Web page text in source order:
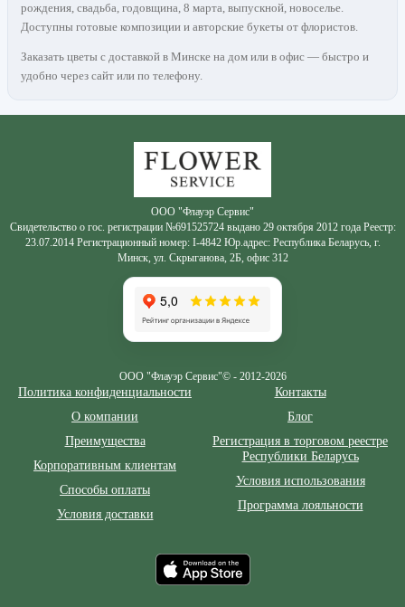
рождения, свадьба, годовщина, 8 марта, выпускной, новоселье.
Доступны готовые композиции и авторские букеты от флористов.
Заказать цветы с доставкой в Минске на дом или в офис — быстро и
удобно через сайт или по телефону.
ООО "Флауэр Сервис"
Свидетельство о гос. регистрации №691525724 выдано 29 октября 2012 года Реестр:
23.07.2014 Регистрационный номер: I-4842 Юр.адрес: Республика Беларусь, г.
Минск, ул. Скрыганова, 2Б, офис 312
ООО "Флауэр Сервис"© - 2012-2026
Политика конфиденциальности
О компании
Преимущества
Корпоративным клиентам
Способы оплаты
Условия доставки
Контакты
Блог
Регистрация в торговом реестре
Республики Беларусь
Условия использования
Программа лояльности